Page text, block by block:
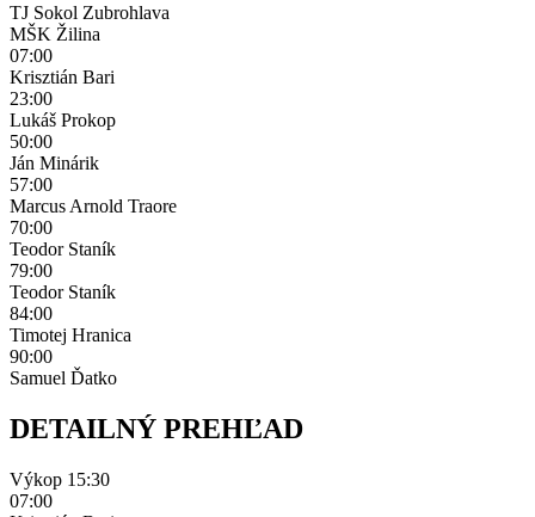
TJ Sokol Zubrohlava
MŠK Žilina
07:00
Krisztián Bari
23:00
Lukáš Prokop
50:00
Ján Minárik
57:00
Marcus Arnold Traore
70:00
Teodor Staník
79:00
Teodor Staník
84:00
Timotej Hranica
90:00
Samuel Ďatko
DETAILNÝ PREHĽAD
Výkop 15:30
07:00